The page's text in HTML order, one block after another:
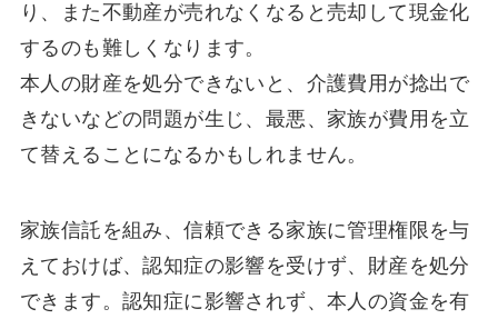
り、また不動産が売れなくなると売却して現金化
するのも難しくなります。
本人の財産を処分できないと、介護費用が捻出で
きないなどの問題が生じ、最悪、家族が費用を立
て替えることになるかもしれません。
家族信託を組み、信頼できる家族に管理権限を与
えておけば、認知症の影響を受けず、財産を処分
できます。認知症に影響されず、本人の資金を有